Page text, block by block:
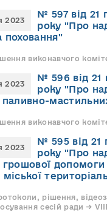
2023
№ 597 від 21
року "Про
поховання"
виконавчого
2023
№ 596 від 21
року "Про
виконавчого
2023
№ 595 від 21
року "Про
грошової
рішення,
сесій ради →